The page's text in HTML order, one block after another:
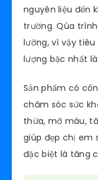
nguyên liệu đến
trường. Qúa
lưỡng, vì vậy
lượng bậc nhất
Sản phẩm có
chăm sóc sức
thừa, mỡ máu,
giúp đẹp chị em
đặc biệt là tăng